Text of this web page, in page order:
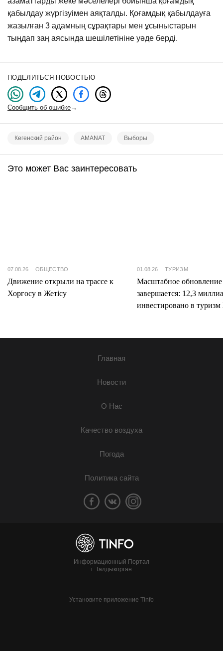
қабылдау жүргізуімен аяқталды. Қоғамдық қабылдауға
жазылған 3 адамның сұрақтары мен ұсыныстарын
тыңдап заң аясында шешілетініне уәде берді.
ПОДЕЛИТЬСЯ НОВОСТЬЮ
Сообщить об ошибке→
Кегенский район AMANAT Выборы
Это может Вас заинтересовать
07.08.26 ОБЩЕСТВО
Движение открыли на трассе к
Хоргосу в Жетісу
01.08.26 ТУРИЗМ
Масштабное
завершается: 12,3
инвестировано в туризм
Главная
Новости
О Нас
Качество воздуха
Погода
Политика сайта
Информационный Портал
г. Талдыкорган
Установите приложение Tinfo